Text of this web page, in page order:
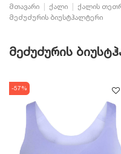
მთავარი ქალი ქალის
მეძუძურის ბიუსტჰალტერი
მეძუძურის
-57%